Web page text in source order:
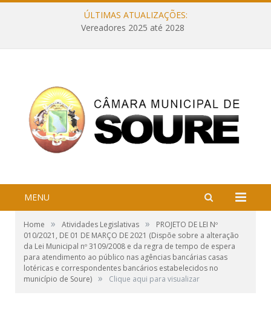
ÚLTIMAS ATUALIZAÇÕES:
Vereadores 2025 até 2028
MENU
Home » Atividades Legislativas »
PROJETO DE LEI Nº
010/2021, DE 01 DE MARÇO DE 2021 (Dispõe sobre a alteração
da Lei Municipal nº 3109/2008 e da regra de tempo de espera
para atendimento ao público nas agências bancárias casas
lotéricas e correspondentes bancários estabelecidos no
município de Soure) » Clique aqui para visualizar